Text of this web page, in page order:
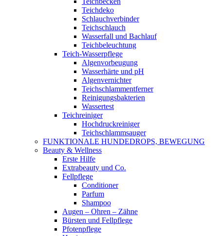
Teichdeko
Schlauchverbinder
Teichschlauch
Wasserfall und Bachlauf
Teichbeleuchtung
Teich-Wasserpflege
Algenvorbeugung
Wasserhärte und pH
Algenvernichter
Teichschlammentferner
Reinigungsbakterien
Wassertest
Teichreiniger
Hochdruckreiniger
Teichschlammsauger
FUNKTIONALE HUNDEDROPS, BEWEGUNG
Beauty & Wellness
Erste Hilfe
Extrabeauty und Co.
Fellpflege
Conditioner
Parfum
Shampoo
Augen – Ohren – Zähne
Bürsten und Fellpflege
Pfotenpflege